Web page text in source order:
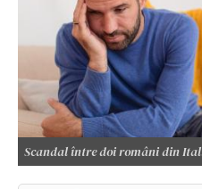
Scandal între doi români din